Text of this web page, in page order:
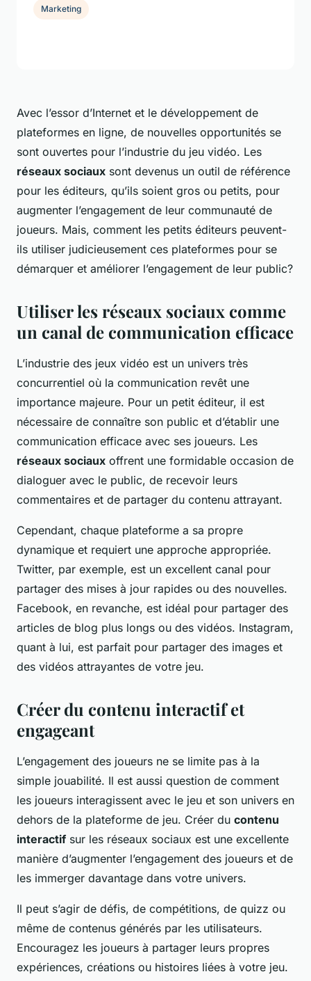
Avec l’essor d’Internet et le développement de
plateformes en ligne, de nouvelles opportunités se
sont ouvertes pour l’industrie du jeu vidéo. Les
réseaux sociaux sont devenus un outil de référence
pour les éditeurs, qu’ils soient gros ou petits, pour
augmenter l’engagement de leur communauté de
joueurs. Mais, comment les petits éditeurs peuvent-
ils utiliser judicieusement ces plateformes pour se
démarquer et améliorer l’engagement de leur public?
Utiliser les réseaux sociaux comme
un canal de communication efficace
L’industrie des jeux vidéo est un univers très
concurrentiel où la communication revêt une
importance majeure. Pour un petit éditeur, il est
nécessaire de connaître son public et d’établir une
communication efficace avec ses joueurs. Les
réseaux sociaux offrent une formidable occasion de
dialoguer avec le public, de recevoir leurs
commentaires et de partager du contenu attrayant.
Cependant, chaque plateforme a sa propre
dynamique et requiert une approche appropriée.
Twitter, par exemple, est un excellent canal pour
partager des mises à jour rapides ou des nouvelles.
Facebook, en revanche, est idéal pour partager des
articles de blog plus longs ou des vidéos. Instagram,
quant à lui, est parfait pour partager des images et
des vidéos attrayantes de votre jeu.
Créer du contenu interactif et
engageant
L’engagement des joueurs ne se limite pas à la
simple jouabilité. Il est aussi question de comment
les joueurs interagissent avec le jeu et son univers en
dehors de la plateforme de jeu. Créer du contenu
interactifsur les réseaux sociaux est une excellente
manière d’augmenter l’engagement des joueurs et de
les immerger davantage dans votre univers.
Il peut s’agir de défis, de compétitions, de quizz ou
même de contenus générés par les utilisateurs.
Encouragez les joueurs à partager leurs propres
expériences, créations ou histoires liées à votre jeu.
Marketing